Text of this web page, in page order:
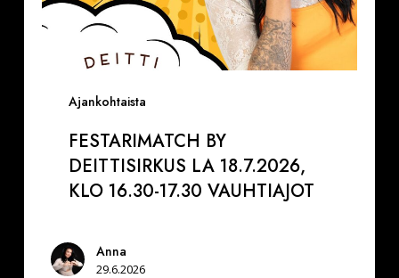
Ajankohtaista
FESTARIMATCH BY
DEITTISIRKUS LA 18.7.2026,
KLO 16.30-17.30 VAUHTIAJOT
Anna
29.6.2026